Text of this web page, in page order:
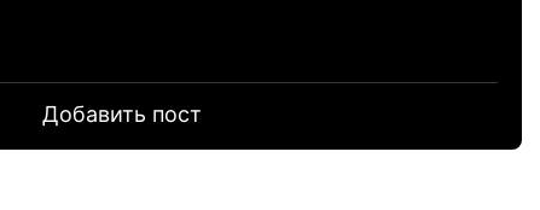
Добавить пост